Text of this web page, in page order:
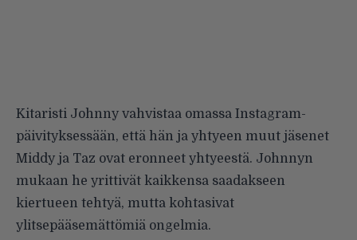
Kitaristi Johnny vahvistaa omassa Instagram-
päivityksessään, että hän ja yhtyeen muut jäsenet
Middy ja Taz ovat eronneet yhtyeestä. Johnnyn
mukaan he yrittivät kaikkensa saadakseen
kiertueen tehtyä, mutta kohtasivat
ylitsepääsemättömiä ongelmia.